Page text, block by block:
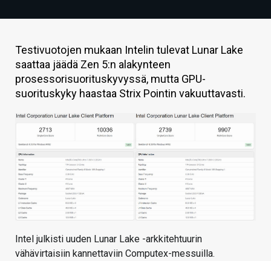
TIETOA
HINTA.FI
VAIHDA TEEMA
HAKU
Testivuotojen mukaan Intelin tulevat Lunar Lake
saattaa jäädä Zen 5:n alakynteen
prosessorisuorituskyvyssä, mutta GPU-
suorituskyky haastaa Strix Pointin vakuuttavasti.
Intel julkisti uuden Lunar Lake -arkkitehtuurin
vähävirtaisiin kannettaviin Computex-messuilla.